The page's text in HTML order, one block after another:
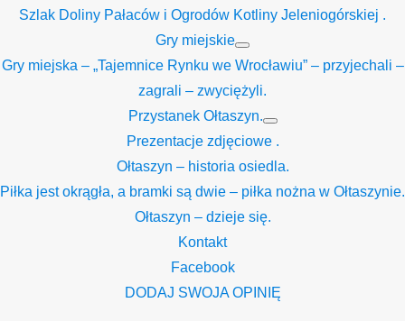
Szlak Doliny Pałaców i Ogrodów Kotliny Jeleniogórskiej .
Gry miejskie
Show
sub
Gry miejska – „Tajemnice Rynku we Wrocławiu” – przyjechali –
zagrali – zwyciężyli.
Przystanek Ołtaszyn.
Show
sub
Prezentacje zdjęciowe .
Ołtaszyn – historia osiedla.
Piłka jest okrągła, a bramki są dwie – piłka nożna w Ołtaszynie.
Ołtaszyn – dzieje się.
Kontakt
Facebook
DODAJ SWOJA OPINIĘ